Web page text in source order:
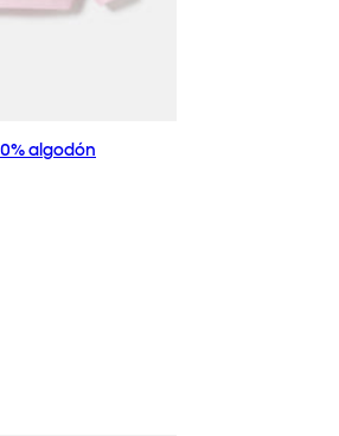
algodón